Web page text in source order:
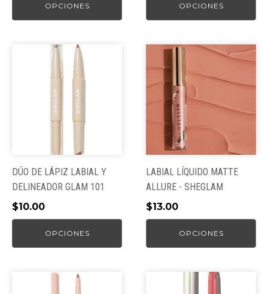
OPCIONES
de
OPCIONES
de
DÚO DE LÁPIZ LABIAL Y
DELINEADOR GLAM 101
$10.00
OPCIONES
múltiples
variantes.
pueden
elegir
en
la
de
LABIAL LÍQUIDO MATTE
ALLURE - SHEGLAM
$13.00
OPCIONES
Este
producto
tiene
múltiples
variantes.
opciones
se
pueden
elegir
en
la
de